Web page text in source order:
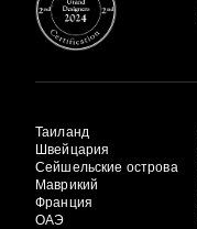
Таиланд
Швейцария
Сейшельские острова
Маврикий
Франция
ОАЭ